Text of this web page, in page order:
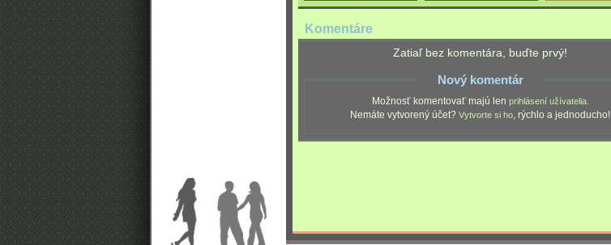
Komentáre
Zatiaľ bez komentára, buďte prvý!
Nový komentár
Možnosť komentovať majú len prihlásení užívatelia.
Nemáte vytvorený účet? Vytvorte si ho , rýchlo a jednoducho!